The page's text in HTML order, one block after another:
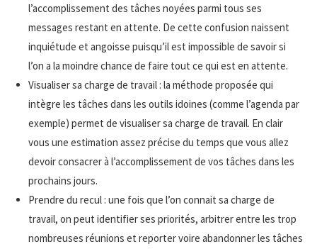
l’accomplissement des tâches noyées parmi tous ses
messages restant en attente. De cette confusion naissent
inquiétude et angoisse puisqu’il est impossible de savoir si
l’on a la moindre chance de faire tout ce qui est en attente.
Visualiser sa charge de travail : la méthode proposée qui
intègre les tâches dans les outils idoines (comme l’agenda par
exemple) permet de visualiser sa charge de travail. En clair
vous une estimation assez précise du temps que vous allez
devoir consacrer à l’accomplissement de vos tâches dans les
prochains jours.
Prendre du recul : une fois que l’on connait sa charge de
travail, on peut identifier ses priorités, arbitrer entre les trop
nombreuses réunions et reporter voire abandonner les tâches